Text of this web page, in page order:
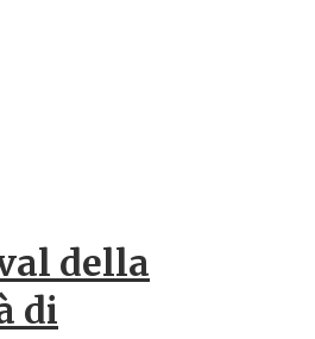
della
di